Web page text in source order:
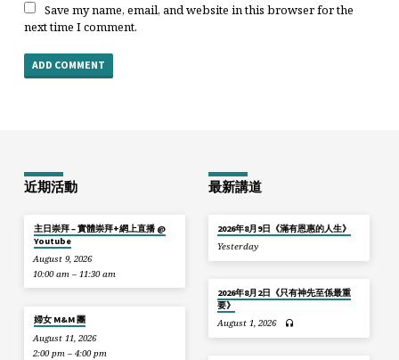
Save my name, email, and website in this browser for the
next time I comment.
近期活動
主日崇拜 – 實體崇拜+網上直播 @
Youtube
August 9, 2026
10:00 am – 11:30 am
婦女 M&M 團
August 11, 2026
2:00 pm – 4:00 pm
最新講道
2026年8月9日《滿有恩惠的人生》
Yesterday
2026年8月2日《只有神先至係最重
要》
August 1, 2026